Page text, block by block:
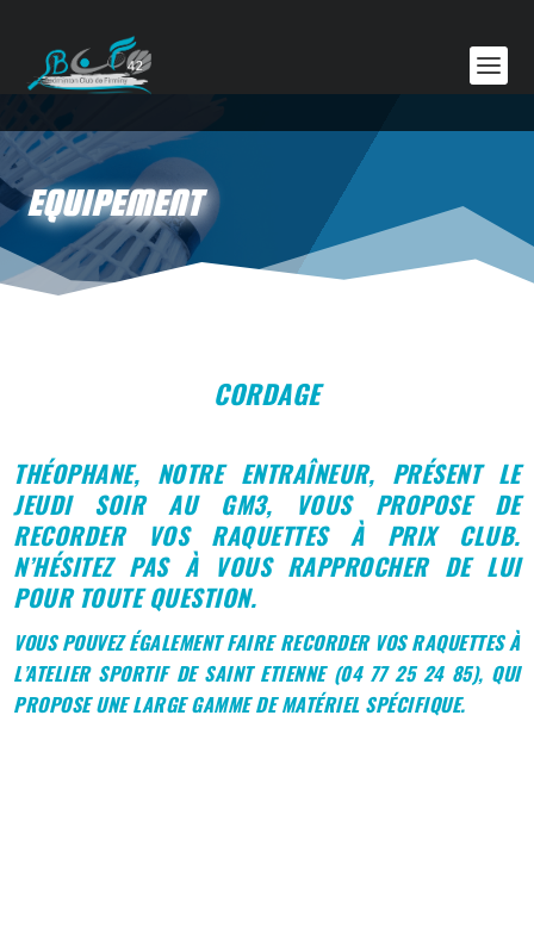
EQUIPEMENT
CORDAGE
THÉOPHANE, NOTRE ENTRAÎNEUR, PRÉSENT LE
JEUDI SOIR AU GM3, VOUS PROPOSE DE
RECORDER VOS RAQUETTES À PRIX CLUB.
N’HÉSITEZ PAS À VOUS RAPPROCHER DE LUI
POUR TOUTE QUESTION.
VOUS POUVEZ ÉGALEMENT FAIRE RECORDER VOS RAQUETTES À
L’ATELIER SPORTIF DE SAINT ETIENNE (04 77 25 24 85), QUI
PROPOSE UNE LARGE GAMME DE MATÉRIEL SPÉCIFIQUE.